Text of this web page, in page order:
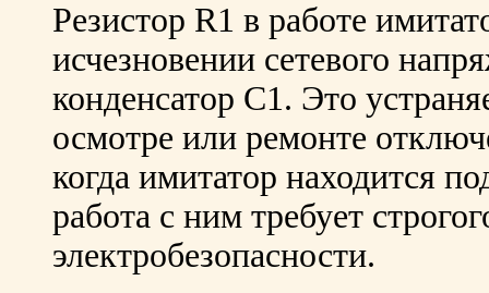
Резистор R1 в работе
исчезновении сетевого
конденсатор С1. Это
осмотре или ремонте
когда имитатор находится
работа с ним требует
электробезопасности.